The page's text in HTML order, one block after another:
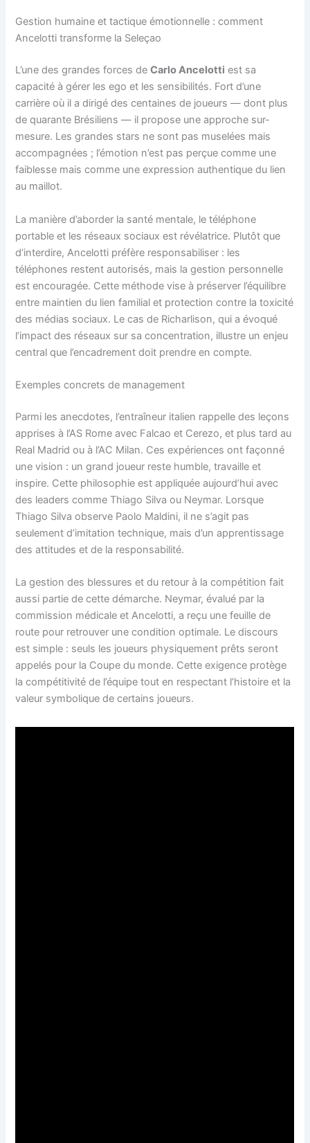
Gestion humaine et tactique émotionnelle : comment
Ancelotti transforme la Seleçao
L’une des grandes forces deCarlo Ancelotti est sa
capacité à gérer les ego et les sensibilités. Fort d’une
carrière où il a dirigé des centaines de joueurs — dont plus
de quarante Brésiliens — il propose une approche sur-
mesure. Les grandes stars ne sont pas muselées mais
accompagnées ; l’émotion n’est pas perçue comme une
faiblesse mais comme une expression authentique du lien
au maillot.
La manière d’aborder la santé mentale, le téléphone
portable et les réseaux sociaux est révélatrice. Plutôt que
d’interdire, Ancelotti préfère responsabiliser : les
téléphones restent autorisés, mais la gestion personnelle
est encouragée. Cette méthode vise à préserver l’équilibre
entre maintien du lien familial et protection contre la toxicité
des médias sociaux. Le cas de Richarlison, qui a évoqué
l’impact des réseaux sur sa concentration, illustre un enjeu
central que l’encadrement doit prendre en compte.
Exemples concrets de management
Parmi les anecdotes, l’entraîneur italien rappelle des leçons
apprises à l’AS Rome avec Falcao et Cerezo, et plus tard au
Real Madrid ou à l’AC Milan. Ces expériences ont façonné
une vision : un grand joueur reste humble, travaille et
inspire. Cette philosophie est appliquée aujourd’hui avec
des leaders comme Thiago Silva ou Neymar. Lorsque
Thiago Silva observe Paolo Maldini, il ne s’agit pas
seulement d’imitation technique, mais d’un apprentissage
des attitudes et de la responsabilité.
La gestion des blessures et du retour à la compétition fait
aussi partie de cette démarche. Neymar, évalué par la
commission médicale et Ancelotti, a reçu une feuille de
route pour retrouver une condition optimale. Le discours
est simple : seuls les joueurs physiquement prêts seront
appelés pour la Coupe du monde. Cette exigence protège
la compétitivité de l’équipe tout en respectant l’histoire et la
valeur symbolique de certains joueurs.